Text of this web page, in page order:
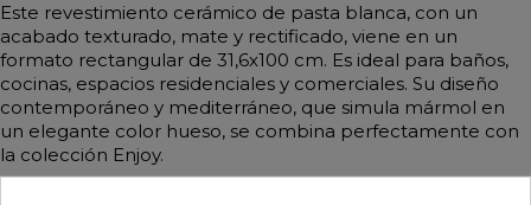
Este revestimiento cerámico de pasta blanca, con un
acabado texturado, mate y rectificado, viene en un
formato rectangular de 31,6x100 cm. Es ideal para baños,
cocinas, espacios residenciales y comerciales. Su diseño
contemporáneo y mediterráneo, que simula mármol en
un elegante color hueso, se combina perfectamente con
la colección Enjoy.